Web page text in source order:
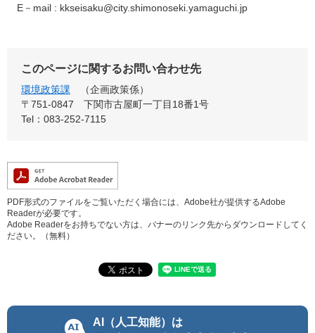
E－mail : kkseisaku@city.shimonoseki.yamaguchi.jp
このページに関するお問い合わせ先
環境政策課
企画政策係
〒751-0847
下関市古屋町一丁目18番1号
Tel：083-252-7115
PDF形式のファイルをご覧いただく場合には、Adobe社が提供するAdobe
Readerが必要です。
Adobe Readerをお持ちでない方は、バナーのリンク先からダウンロードしてく
ださい。（無料）
AI（人工知能）は